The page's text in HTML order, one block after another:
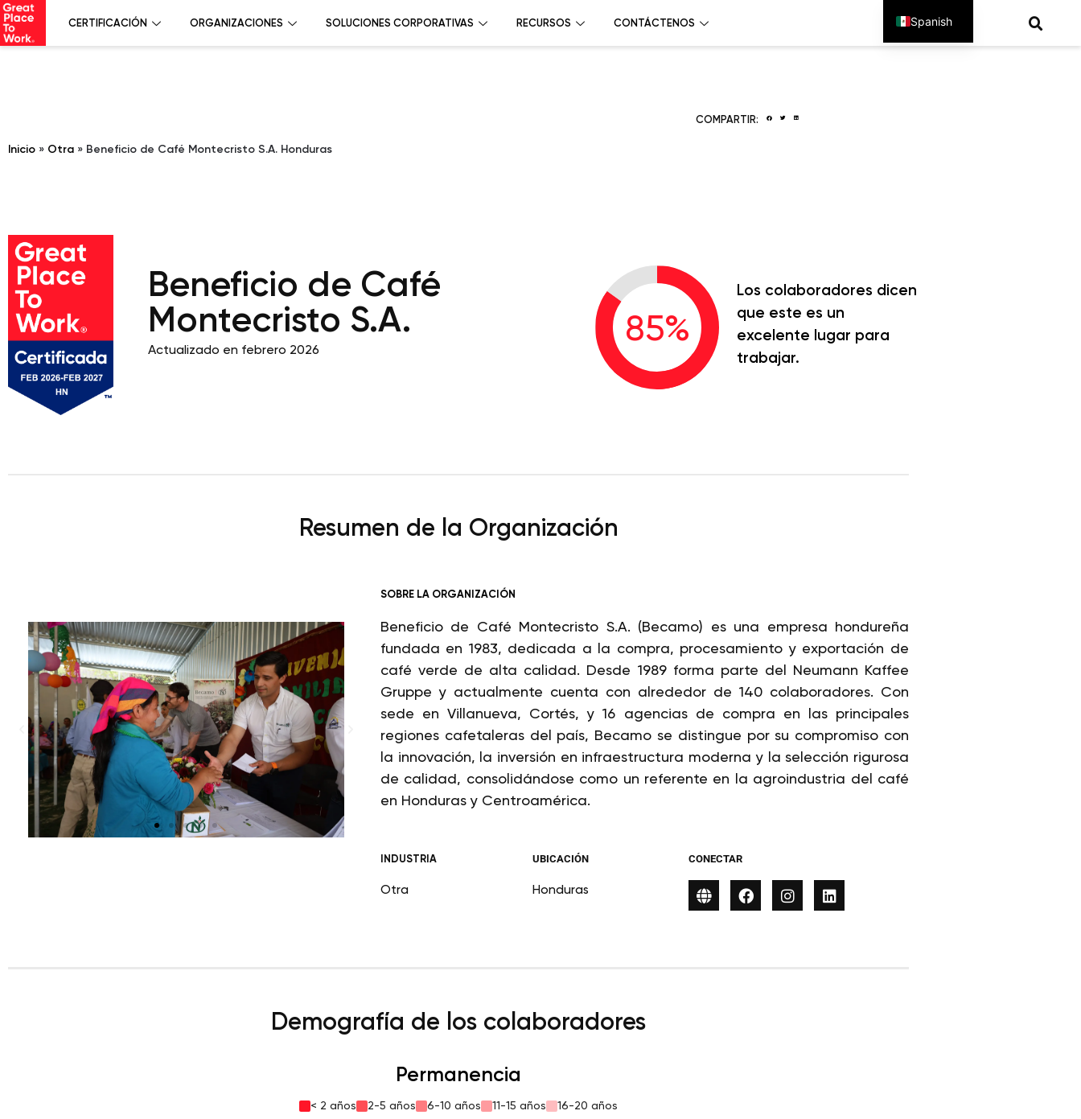
CERTIFICACIÓN ORGANIZACIONES SOLUCIONES CORPORATIVAS RECURSOS CONTÁCTENOS
COMPARTIR:
Inicio » Otra » Beneficio de Café Montecristo S.A. Honduras
Beneficio de Café
Montecristo S.A.
Actualizado en febrero 2026
85%
Los colaboradores dicen
que este es un
excelente lugar para
trabajar.
Resumen de la Organización
SOBRE LA ORGANIZACIÓN
Beneficio de Café Montecristo S.A. (Becamo) es una empresa hondureña
fundada en 1983, dedicada a la compra, procesamiento y exportación de
café verde de alta calidad. Desde 1989 forma parte del Neumann Kaffee
Gruppe y actualmente cuenta con alrededor de 140 colaboradores. Con
sede en Villanueva, Cortés, y 16 agencias de compra en las principales
regiones cafetaleras del país, Becamo se distingue por su compromiso con
la innovación, la inversión en infraestructura moderna y la selección rigurosa
de calidad, consolidándose como un referente en la agroindustria del café
en Honduras y Centroamérica.
INDUSTRIA
Otra
UBICACIÓN
Honduras
CONECTAR
Demografía de los colaboradores
Permanencia
< 2 años 2-5 años 6-10 años 11-15 años 16-20 años
Spanish
English